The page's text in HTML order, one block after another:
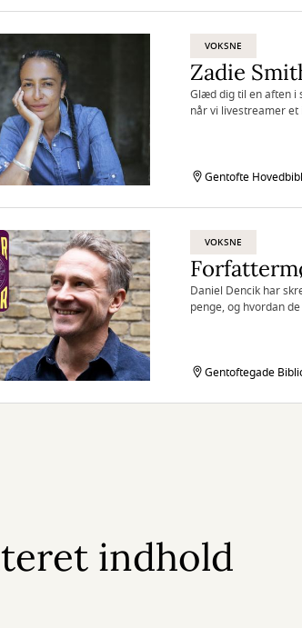
VOKSNE
Zadie
Glæd dig til en aften i
når vi livestreamer
Gentofte
VOKSNE
Daniel Dencik har
penge, og hvordan
Gentoftegade
indhold